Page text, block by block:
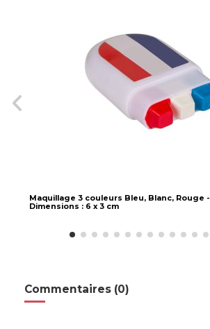
Maquillage 3 couleurs Bleu, Blanc, Rouge -
Dimensions : 6 x 3 cm
Commentaires (0)